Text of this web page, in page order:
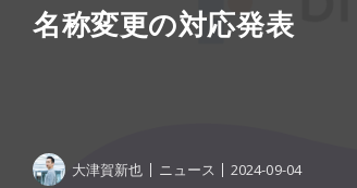
名称変更の対応発表
大津賀新也 ニュース 2024-09-04